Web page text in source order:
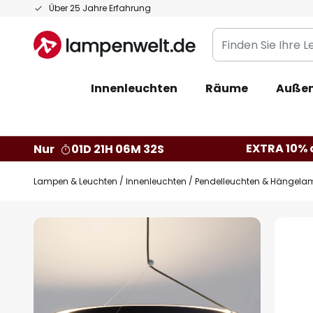
Über 25 Jahre Erfahrung
Zum
springen
Finden
Sie
Leuchte...
Innenleuchten Räume
Nur
01D 21H 06M 31S EXTRA
Lampen & Leuchten Innenleuchten Pendelleuchten &
Zum